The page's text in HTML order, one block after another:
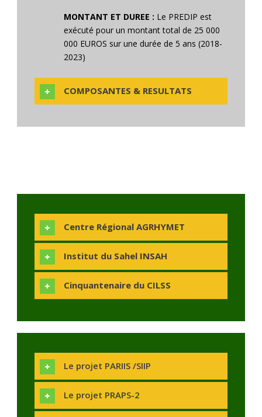
MONTANT ET DUREE : Le PREDIP est
exécuté pour un montant total de 25 000
000 EUROS sur une durée de 5 ans (2018-
2023)
COMPOSANTES & RESULTATS
Centre Régional AGRHYMET
Institut du Sahel INSAH
Cinquantenaire du CILSS
Le projet PARIIS /SIIP
Le projet PRAPS-2